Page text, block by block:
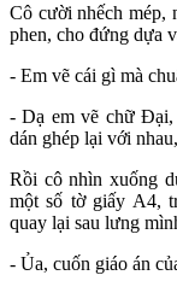
Cô cười nhếch mép,
phen, cho đứng dựa
- Em vẽ cái gì mà
- Dạ em vẽ chữ
dán ghép lại với
Rồi cô nhìn xuống
một số tờ giấy A4,
quay lại sau lưng
- Ủa, cuốn giáo án